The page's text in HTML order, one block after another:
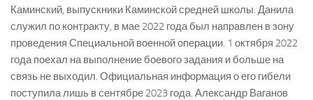
Каминский, выпускники Каминской средней школы. Данила
служил по контракту, в мае 2022 года был направлен в зону
проведения Специальной военной операции. 1 октября 2022
года поехал на выполнение боевого задания и больше на
связь не выходил. Официальная информация о его гибели
поступила лишь в сентябре 2023 года. Александр Ваганов